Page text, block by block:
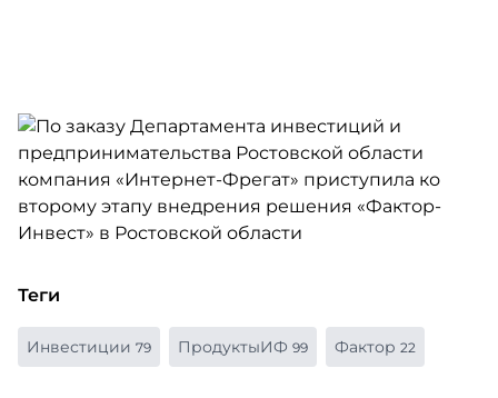
Теги
Инвестиции 79 ПродуктыИФ 99 Фактор 22